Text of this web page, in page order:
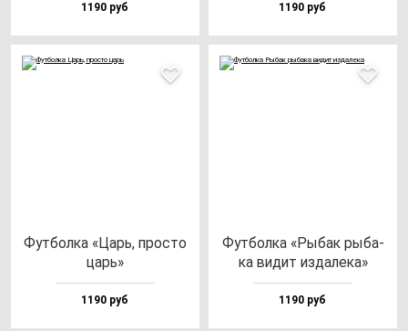
1190 руб 1190 руб
Фут­бол­ка «Царь, прос­то
царь»
1190 руб
Фут­бол­ка «Рыбак ры­ба­
ка ви­дит из­да­ле­ка»
1190 руб